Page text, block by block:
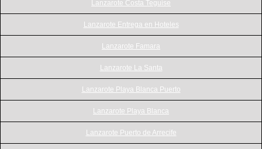
Lanzarote Costa Teguise
Lanzarote Entrega en Hoteles
Lanzarote Famara
Lanzarote La Santa
Lanzarote Playa Blanca Puerto
Lanzarote Playa Blanca
Lanzarote Puerto de Arrecife